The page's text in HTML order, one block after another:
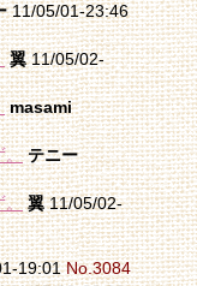
11/05/01-23:46
翼11/05/02-
masami
。 テニー
。 翼11/05/02-
19:01No.3084